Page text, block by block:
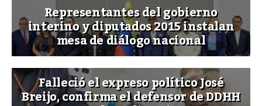
Representantes del gobierno
interino y diputados 2015 instalan
mesa de diálogo nacional
Falleció el expreso político José
Breijo, confirma el defensor de DDHH